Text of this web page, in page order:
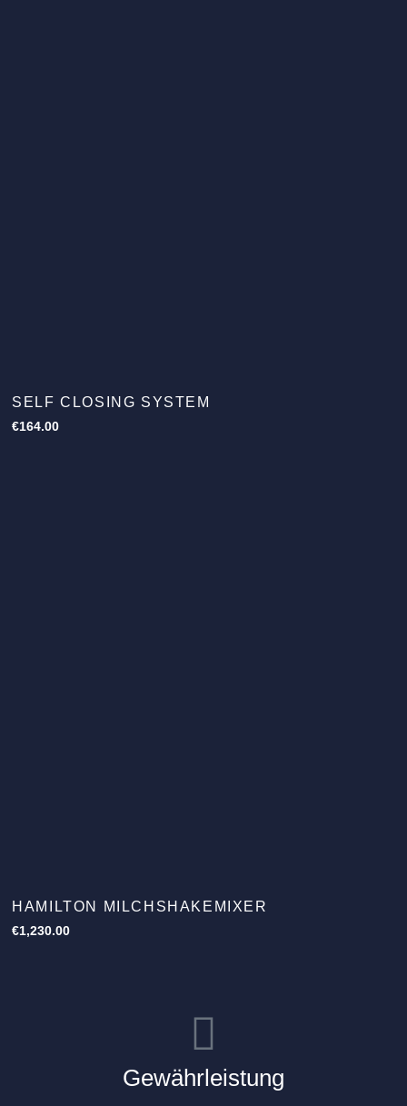
SELF CLOSING SYSTEM
€164.00
HAMILTON MILCHSHAKEMIXER
€1,230.00
Gewährleistung